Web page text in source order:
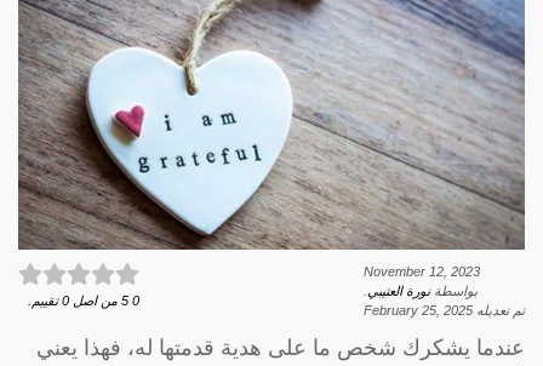
November 12, 2023
بواسطةنورة العتيبي
تم تعديله February 25, 2025
0
5 من اصل 0 تقييم.
عندما يشكرك شخص ما على هدية قدمتها له، فهذا يعني